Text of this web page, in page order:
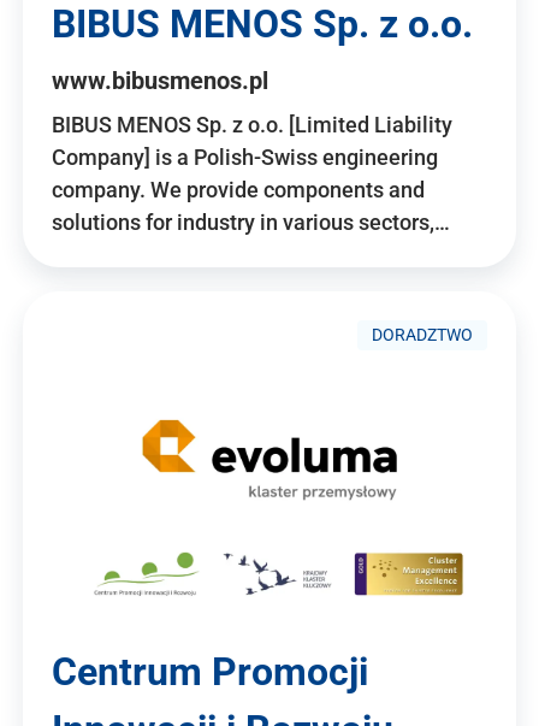
BIBUS MENOS Sp. z o.o.
www.bibusmenos.pl
BIBUS MENOS Sp. z o.o. [Limited Liability
Company] is a Polish-Swiss engineering
company. We provide components and
solutions for industry in various sectors,…
DORADZTWO
Centrum Promocji